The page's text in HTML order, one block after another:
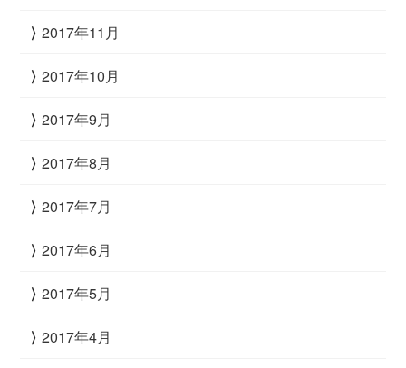
2017年11月
2017年10月
2017年9月
2017年8月
2017年7月
2017年6月
2017年5月
2017年4月